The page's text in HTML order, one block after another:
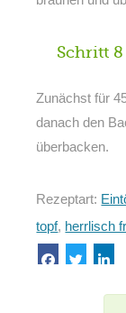
Schritt 8
Zunächst für
danach den
überbacken.
Rezeptart:
topf, herrlisch